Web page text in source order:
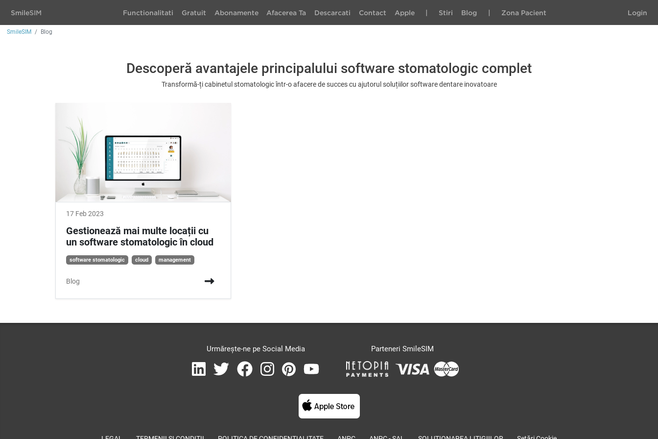
SmileSIM Functionalitati Gratuit Abonamente Afacerea Ta Descarcati Contact Apple | Stiri Blog | Zona Pacient Login
SmileSIM Blog
Descoperă avantajele principalului software stomatologic complet
Transformă-ți cabinetul stomatologic într-o afacere de succes cu ajutorul soluțiilor software dentare inovatoare
17 Feb 2023
Gestionează mai multe locații cu
un software stomatologic în cloud
software stomatologic cloud management
Blog
Urmărește-ne pe Social Media Parteneri SmileSIM